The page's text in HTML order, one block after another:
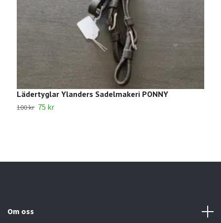
Lädertyglar Ylanders Sadelmakeri PONNY
100 kr 75 kr
Om oss